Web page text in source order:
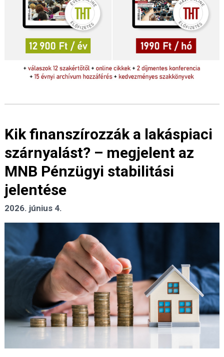
Kik finanszírozzák a lakáspiaci
szárnyalást? – megjelent az
MNB Pénzügyi stabilitási
jelentése
2026. június 4.